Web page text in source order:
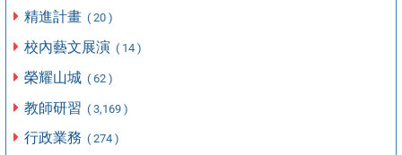
精進計畫 ( 20 )
校內藝文展演 ( 14 )
榮耀山城 ( 62 )
教師研習 ( 3,169 )
行政業務 ( 274 )